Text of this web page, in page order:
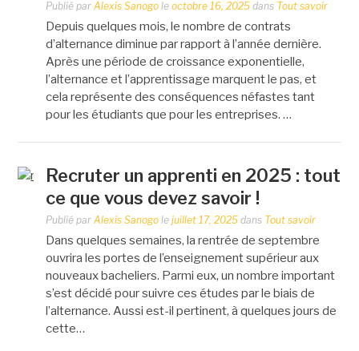
Publié parAlexis Sanogo leoctobre 16, 2025 dans Tout savoir
Depuis quelques mois, le nombre de contrats
d’alternance diminue par rapport à l’année dernière.
Après une période de croissance exponentielle,
l’alternance et l’apprentissage marquent le pas, et
cela représente des conséquences néfastes tant
pour les étudiants que pour les entreprises. …
Recruter un apprenti en 2025 : tout
ce que vous devez savoir !
Publié parAlexis Sanogo lejuillet 17, 2025 dans Tout savoir
Dans quelques semaines, la rentrée de septembre
ouvrira les portes de l’enseignement supérieur aux
nouveaux bacheliers. Parmi eux, un nombre important
s’est décidé pour suivre ces études par le biais de
l’alternance. Aussi est-il pertinent, à quelques jours de
cette…